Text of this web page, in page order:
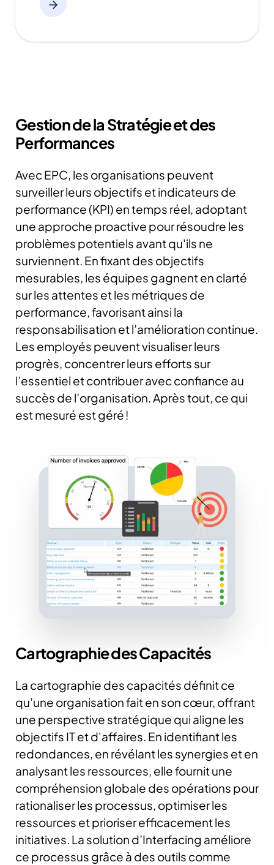
Gestion de la Stratégie et des
Performances
Avec EPC, les organisations peuvent
surveiller leurs objectifs et indicateurs de
performance (KPI) en temps réel, adoptant
une approche proactive pour résoudre les
problèmes potentiels avant qu'ils ne
surviennent. En fixant des objectifs
mesurables, les équipes gagnent en clarté
sur les attentes et les métriques de
performance, favorisant ainsi la
responsabilisation et l’amélioration continue.
Les employés peuvent visualiser leurs
progrès, concentrer leurs efforts sur
l’essentiel et contribuer avec confiance au
succès de l’organisation. Après tout, ce qui
est mesuré est géré !
Cartographie des Capacités
La cartographie des capacités définit ce
qu’une organisation fait en son cœur, offrant
une perspective stratégique qui aligne les
objectifs IT et d'affaires. En identifiant les
redondances, en révélant les synergies et en
analysant les ressources, elle fournit une
compréhension globale des opérations pour
rationaliser les processus, optimiser les
ressources et prioriser efficacement les
initiatives. La solution d’Interfacing améliore
ce processus grâce à des outils comme